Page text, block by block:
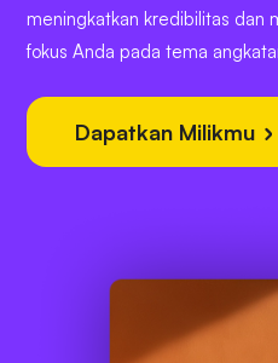
meningkatkan kredibilitas dan
fokus Anda pada tema
Dapatkan Milikmu